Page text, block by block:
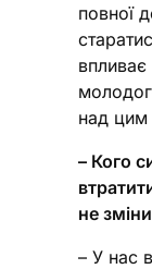
повної
над цим
– Кого
не
– У нас